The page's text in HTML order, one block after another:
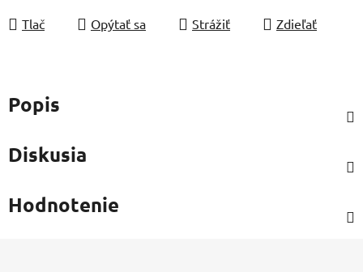
Tlač Opýtať sa Strážiť Zdieľať
Popis
Diskusia
Hodnotenie